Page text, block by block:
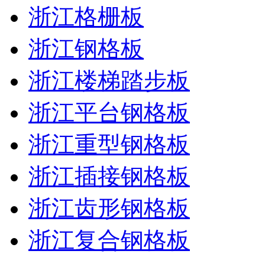
浙江格栅板
浙江钢格板
浙江楼梯踏步板
浙江平台钢格板
浙江重型钢格板
浙江插接钢格板
浙江齿形钢格板
浙江复合钢格板